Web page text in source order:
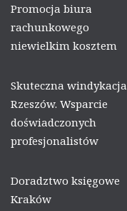
Promocja biura
rachunkowego
niewielkim kosztem
Skuteczna windykacja
Rzeszów. Wsparcie
doświadczonych
profesjonalistów
Doradztwo księgowe
Kraków